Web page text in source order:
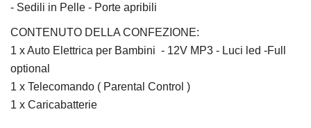
- Sedili in Pelle - Porte apribili
CONTENUTO DELLA CONFEZIONE:
1 x Auto Elettrica per Bambini - 12V MP3 - Luci led -Full
optional
1 x Telecomando ( Parental Control )
1 x Caricabatterie